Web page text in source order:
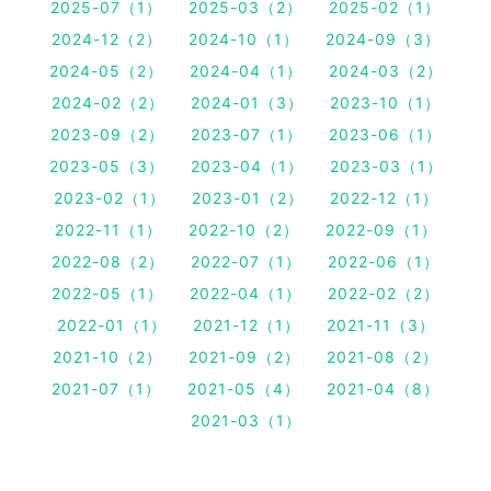
2025-07（1） 2025-03（2）
2025-02（1）
2024-12（2）
2024-10（1）
2024-09（3）
2024-05（2）
2024-04（1）
2024-03（2）
2024-02（2）
2024-01（3）
2023-10（1）
2023-09（2）
2023-07（1）
2023-06（1）
2023-05（3）
2023-04（1）
2023-03（1）
2023-02（1）
2023-01（2）
2022-12（1）
2022-11（1）
2022-10（2）
2022-09（1）
2022-08（2）
2022-07（1）
2022-06（1）
2022-05（1）
2022-04（1）
2022-02（2）
2022-01（1）
2021-12（1）
2021-11（3）
2021-10（2）
2021-09（2）
2021-08（2）
2021-07（1）
2021-05（4）
2021-04（8）
2021-03（1）